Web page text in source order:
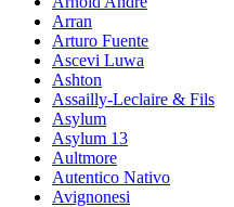
Arran
Arturo Fuente
Ascevi Luwa
Ashton
Assailly-Leclaire & Fils
Asylum
Asylum 13
Aultmore
Autentico Nativo
Avignonesi